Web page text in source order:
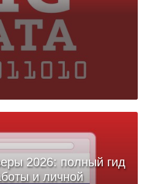
2026: полный гид
и личной